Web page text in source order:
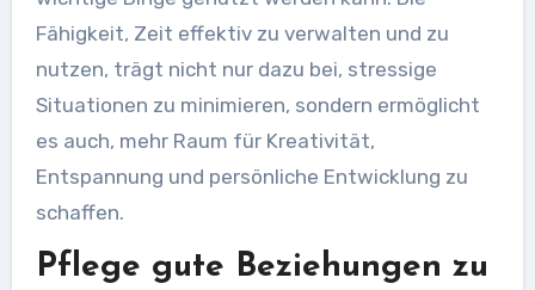
Fähigkeit, Zeit effektiv zu verwalten und zu
nutzen, trägt nicht nur dazu bei, stressige
Situationen zu minimieren, sondern ermöglicht
es auch, mehr Raum für Kreativität,
Entspannung und persönliche Entwicklung zu
schaffen.
Pflege gute Beziehungen zu